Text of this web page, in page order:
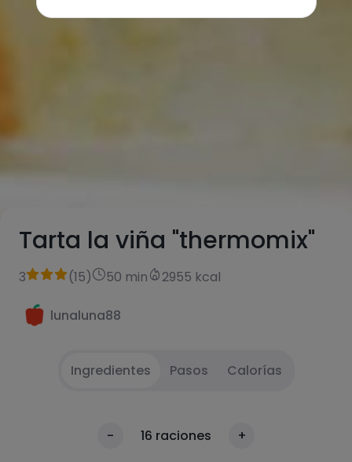
Tarta la viña "thermomix"
3 (15) 50 min 2955 kcal
lunaluna88
Ingredientes Pasos Calorías
- 16 raciones +
Precaliente el horno a 200ºC con calor arriba
y abajo. Moje y escurra una lámina de papel